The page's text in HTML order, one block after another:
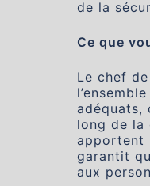
de la
Ce que
Le chef
adéquats,
long de la
apportent
garantit
aux